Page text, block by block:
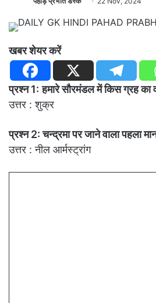
खबर शेयर करें
प्रश्न 1: हमारे सौरमंडल में किस ग्रह
उत्तर : शुक्र
प्रश्न 2: चन्द्रमा पर जाने वाला पहला
उत्तर : नील आर्मस्ट्रांग